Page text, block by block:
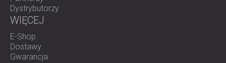
Dystrybutorzy
WIĘCEJ
E-Shop
Dostawy
Gwarancja